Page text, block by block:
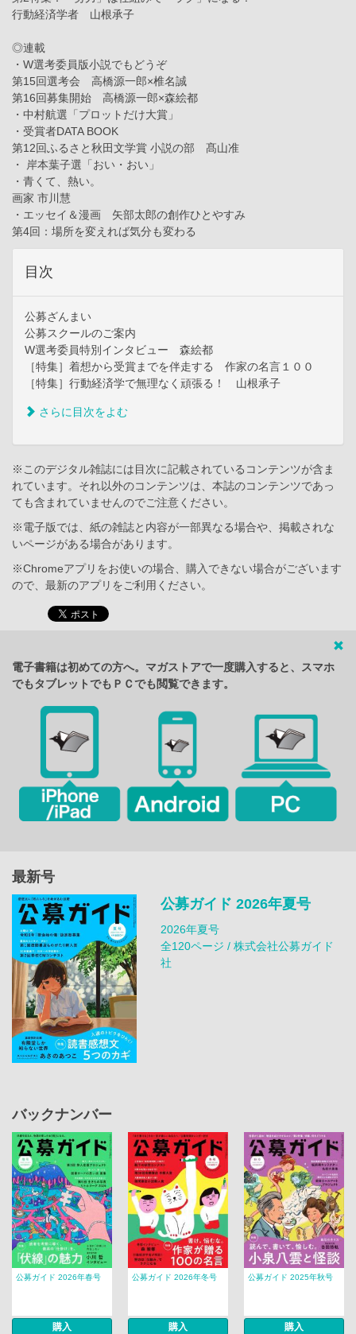
行動経済学者 山根承子
◎連載
・W選考委員版小説でもどうぞ
第15回選考会 高橋源一郎×椎名誠
第16回募集開始 高橋源一郎×森絵都
・中村航選「プロットだけ大賞」
・受賞者DATA BOOK
第12回ふるさと秋田文学賞 小説の部 髙山准
・ 岸本葉子選「おい・おい」
・青くて、熱い。
画家 市川慧
・エッセイ＆漫画 矢部太郎の創作ひとやすみ
第4回：場所を変えれば気分も変わる
目次
公募ざんまい
公募スクールのご案内
W選考委員特別インタビュー 森絵都
［特集］着想から受賞までを伴走する 作家の名言１００
［特集］行動経済学で無理なく頑張る！ 山根承子
さらに目次をよむ
※このデジタル雑誌には目次に記載されているコンテンツが含ま
れています。それ以外のコンテンツは、本誌のコンテンツであっ
ても含まれていませんのでご注意ください。
※電子版では、紙の雑誌と内容が一部異なる場合や、掲載されな
いページがある場合があります。
※Chromeアプリをお使いの場合、購入できない場合がございます
ので、最新のアプリをご利用ください。
電子書籍は初めての方へ。マガストアで一度購入すると、スマホ
でもタブレットでもＰＣでも閲覧できます。
最新号
公募ガイド 2026年夏号
2026年夏号
全120ページ / 株式会社公募ガイド
社
バックナンバー
公募ガイド 2026年春号
購入
公募ガイド 2026年冬号
購入
公募ガイド 2025年秋号
購入